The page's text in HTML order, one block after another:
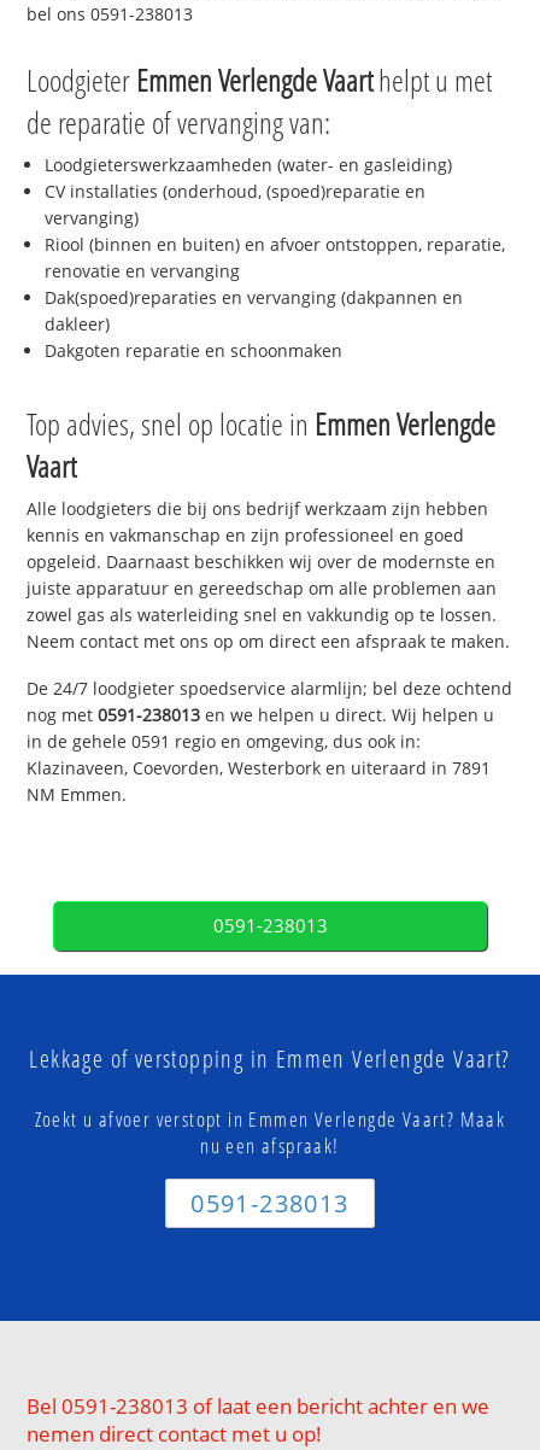
bel ons 0591-238013
Loodgieter Emmen Verlengde Vaarthelpt u met
de reparatie of vervanging van:
Loodgieterswerkzaamheden (water- en gasleiding)
CV installaties (onderhoud, (spoed)reparatie en
vervanging)
Riool (binnen en buiten) en afvoer ontstoppen, reparatie,
renovatie en vervanging
Dak(spoed)reparaties en vervanging (dakpannen en
dakleer)
Dakgoten reparatie en schoonmaken
Top advies, snel op locatie in Emmen Verlengde
Vaart
Alle loodgieters die bij ons bedrijf werkzaam zijn hebben
kennis en vakmanschap en zijn professioneel en goed
opgeleid. Daarnaast beschikken wij over de modernste en
juiste apparatuur en gereedschap om alle problemen aan
zowel gas als waterleiding snel en vakkundig op te lossen.
Neem contact met ons op om direct een afspraak te maken.
De 24/7 loodgieter spoedservice alarmlijn; bel deze ochtend
nog met0591-238013 en we helpen u direct. Wij helpen u
in de gehele 0591 regio en omgeving, dus ook in:
Klazinaveen, Coevorden, Westerbork en uiteraard in 7891
NM Emmen.
0591-238013
Lekkage of verstopping in Emmen Verlengde Vaart?
Zoekt u afvoer verstopt in Emmen Verlengde Vaart? Maak
nu een afspraak!
0591-238013
Bel 0591-238013 of laat een bericht achter en we
nemen direct contact met u op!